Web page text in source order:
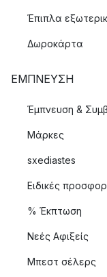
Έπιπλα
Δωροκάρτα
ΈΜΠΝΕΥΣΗ
Έμπνευση &
Μάρκες
sxediastes
Ειδικές
% Έκπτωση
Νεές Αφιξείς
Μπεστ σέλερς